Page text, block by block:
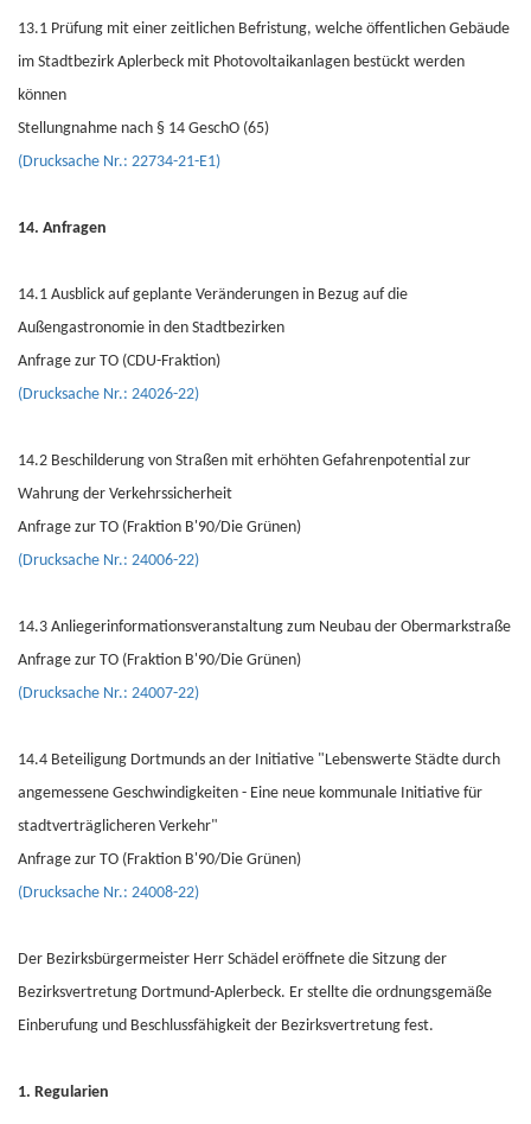
13.1 Prüfung mit einer zeitlichen Befristung, welche öffentlichen Gebäude
im Stadtbezirk Aplerbeck mit Photovoltaikanlagen bestückt werden
können
Stellungnahme nach § 14 GeschO (65)
(Drucksache Nr.: 22734-21-E1)
14. Anfragen
14.1 Ausblick auf geplante Veränderungen in Bezug auf die
Außengastronomie in den Stadtbezirken
Anfrage zur TO (CDU-Fraktion)
(Drucksache Nr.: 24026-22)
14.2 Beschilderung von Straßen mit erhöhten Gefahrenpotential zur
Wahrung der Verkehrssicherheit
Anfrage zur TO (Fraktion B'90/Die Grünen)
(Drucksache Nr.: 24006-22)
14.3 Anliegerinformationsveranstaltung zum Neubau der Obermarkstraße
Anfrage zur TO (Fraktion B'90/Die Grünen)
(Drucksache Nr.: 24007-22)
14.4 Beteiligung Dortmunds an der Initiative "Lebenswerte Städte durch
angemessene Geschwindigkeiten - Eine neue kommunale Initiative für
stadtverträglicheren Verkehr"
Anfrage zur TO (Fraktion B'90/Die Grünen)
(Drucksache Nr.: 24008-22)
Der Bezirksbürgermeister Herr Schädel eröffnete die Sitzung der
Bezirksvertretung Dortmund-Aplerbeck. Er stellte die ordnungsgemäße
Einberufung und Beschlussfähigkeit der Bezirksvertretung fest.
1. Regularien